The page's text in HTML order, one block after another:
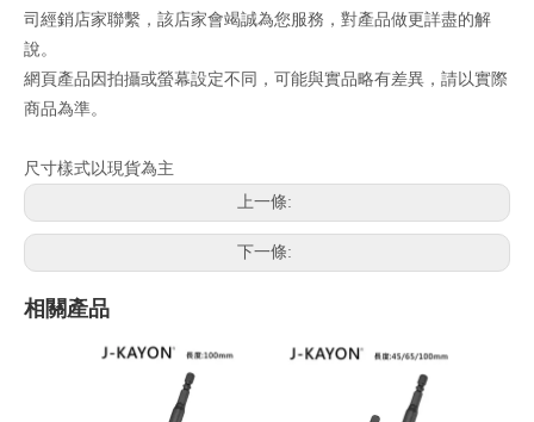
司經銷店家聯繫，該店家會竭誠為您服務，對產品做更詳盡的解
說。
網頁產品因拍攝或螢幕設定不同，可能與實品略有差異，請以實際
商品為準。
尺寸樣式以現貨為主
上一條:
下一條:
相關產品